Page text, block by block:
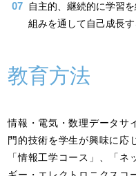
自主的、継続的に学習
組みを通して自己成長す
教育方法
情報・電気・数理データサ
門的技術を学生が興味に応
「情報工学コース」、「